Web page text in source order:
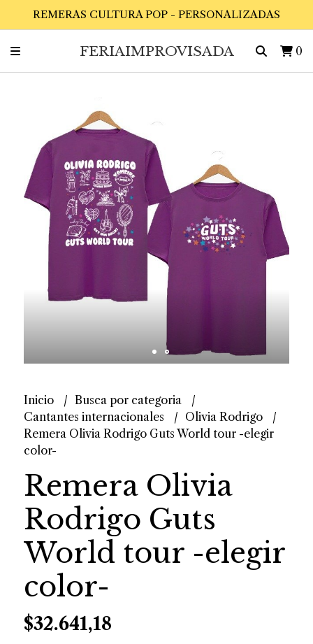
REMERAS CULTURA POP - PERSONALIZADAS
FERIAIMPROVISADA 0
Inicio
Busca por categoria
Cantantes internacionales
Olivia Rodrigo
Remera Olivia Rodrigo Guts World tour -elegir
color-
Remera Olivia
Rodrigo Guts
World tour -elegir
color-
$32.641,18